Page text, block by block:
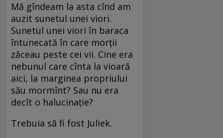
Mă gîndeam la asta cînd am
auzit sunetul unei viori.
Sunetul unei viori în baraca
întunecată în care morţii
zăceau peste cei vii. Cine era
nebunul care cînta la vioară
aici, la marginea propriului
său mormînt? Sau nu era
decît o halucinaţie?
Trebuia să fi fost Juliek.